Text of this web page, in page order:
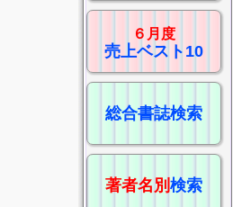
６月度
売上ベスト10
総合書誌検索
著者名別 検索